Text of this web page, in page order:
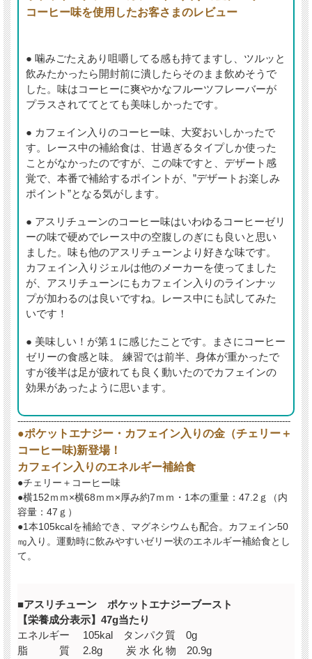
コーヒー味を使用したお客さまのレビュー
● 噛みごたえあり咀嚼してる感も持てますし、ツルッと
飲みたかったら開封前に潰したらそのまま飲めそうで
した。味はコーヒーに爽やかなフルーツフレーバーが
プラスされててとても美味しかったです。
● カフェイン入りのコーヒー味、大変おいしかったで
す。レース中の補給食は、甘過ぎるタイプしか使った
ことがなかったのですが、この味ですと、デザート感
覚で、本番で補給するポイントが、”デザートお楽しみ
ポイント”となる気がします。
● アスリチューンのコーヒー味はいわゆるコーヒーゼリ
ーの味で硬めでレース中の空腹しのぎにも良いと思い
ました。味も他のアスリチューンより好きな味です。
カフェイン入りジェルは他のメーカーを使ってました
が、アスリチューンにもカフェイン入りのラインナッ
プが加わるのは良いですね。レース中にも試してみた
いです！
● 美味しい！が第１に感じたことです。まさにコーヒー
ゼリーの食感と味。 練習では前半、身体が重かったで
すが後半は足が疲れても良く動いたのでカフェインの
効果があったように思います。
--------------------------------------------------------------------------------------------------
●ポケットエナジー・カフェイン入りの金（チェリー＋
コーヒー味)新登場！
カフェイン入りのエネルギー補給食
●チェリー＋コーヒー味
●横152ｍｍ×横68ｍｍ×厚み約7ｍｍ・ 1本の重量：47.2ｇ（内
容量：47ｇ）
●1本105kcalを補給でき、マグネシウムも配合。カフェイン50
㎎入り。運動時に飲みやすいゼリー状のエネルギー補給食とし
て。
■アスリチューン ポケットエナジーブースト
【栄養成分表示】47g当たり
エネルギー 105kal タンパク質 0g
脂 質 2.8g 炭 水 化 物 20.9g